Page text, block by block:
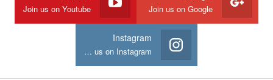
Join us on Google
Join us on Youtube
Instagram
Join us on Instagram